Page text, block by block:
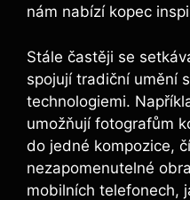
nám nabízí kopec
Stále častěji se
spojují tradiční umění
technologiemi.
umožňují fotografům
do jedné kompozice,
nezapomenutelné
mobilních telefonech,